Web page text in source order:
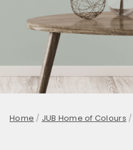
Home / JUB Home of Colours /